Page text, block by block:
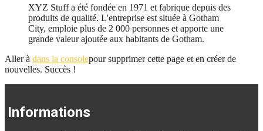
XYZ Stuff a été fondée en 1971 et fabrique depuis des
produits de qualité. L'entreprise est située à Gotham
City, emploie plus de 2 000 personnes et apporte une
grande valeur ajoutée aux habitants de Gotham.
Aller à dans la consolepour supprimer cette page et en créer de
nouvelles. Succès !
Informations